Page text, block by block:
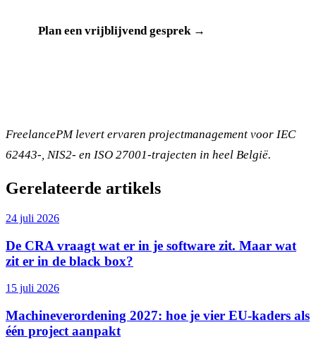
Plan een vrijblijvend gesprek →
FreelancePM levert ervaren projectmanagement voor IEC
62443-, NIS2- en ISO 27001-trajecten in heel België.
Gerelateerde artikels
24 juli 2026
De CRA vraagt wat er in je software zit. Maar wat
zit er in de black box?
15 juli 2026
Machineverordening 2027: hoe je vier EU-kaders als
één project aanpakt